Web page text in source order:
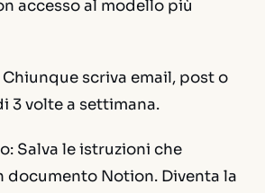
accesso al modello più
Chiunque scriva email, post o
3 volte a settimana.
Salva le istruzioni che
documento Notion. Diventa la